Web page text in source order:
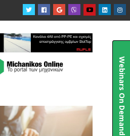

Webinars On Demand